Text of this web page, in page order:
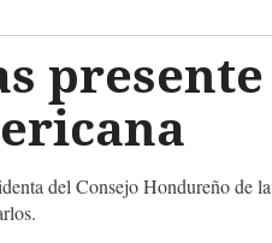
del Consejo Hondureño de